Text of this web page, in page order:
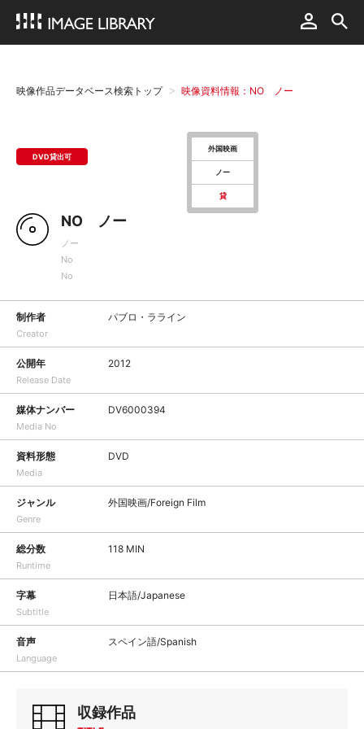
映像作品データベース検索トップ 映像資料情報：NO ノー
DVD貸出可
外国映画
ノー
貸
NO ノー
ノー
No
No
制作者
Creator
パブロ・ラライン
公開年
Release Date
2012
媒体ナンバー
Media No
DV6000394
資料形態
Media
DVD
ジャンル
Genre
外国映画/Foreign Film
総分数
Runtime
118 MIN
字幕
Subtitle
日本語/Japanese
音声
Language
スペイン語/Spanish
収録作品